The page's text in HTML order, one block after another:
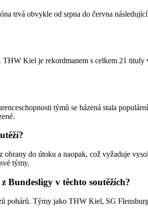
trvá obvykle od srpna do června
Kiel je rekordmanem s celkem 21 tituly
týmů se házená stala
do útoku a naopak, což vyžaduje
týmy.
Bundesligy v těchto soutěžích?
pohárů. Týmy jako THW Kiel, SG